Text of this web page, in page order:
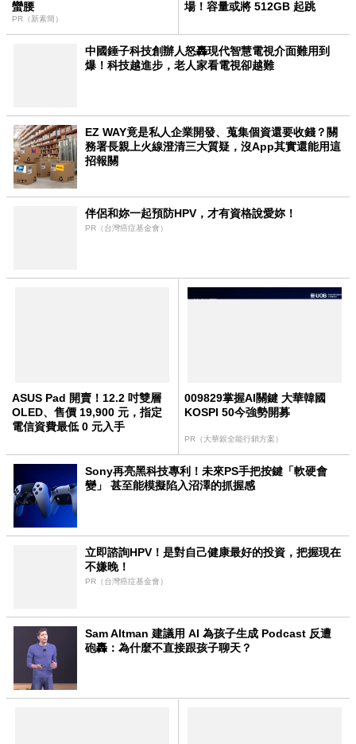
蠻腰
PR（新素簡）
場！容量或將 512GB 起跳
中國錘子科技創辦人怒轟現代智慧電視介面難用到
爆！科技越進步，老人家看電視卻越難
EZ WAY竟是私人企業開發、蒐集個資還要收錢？關
務署長親上火線澄清三大質疑，沒App其實還能用這
招報關
伴侶和妳一起預防HPV，才有資格說愛妳！
PR（台灣癌症基金會）
ASUS Pad 開賣！12.2 吋雙層
OLED、售價 19,900 元，指定
電信資費最低 0 元入手
009829掌握AI關鍵 大華韓國
KOSPI 50今強勢開募
PR（大華銀全能行銷方案）
Sony再亮黑科技專利！未來PS手把按鍵「軟硬會
變」 甚至能模擬陷入沼澤的抓握感
立即諮詢HPV！是對自己健康最好的投資，把握現在
不嫌晚！
PR（台灣癌症基金會）
Sam Altman 建議用 AI 為孩子生成 Podcast 反遭
砲轟：為什麼不直接跟孩子聊天？